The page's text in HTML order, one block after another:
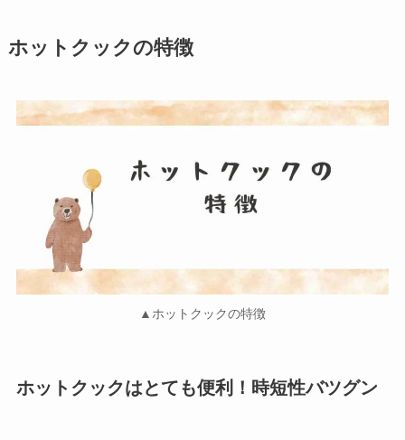
ホットクックの特徴
▲ホットクックの特徴
ホットクックはとても便利！時短性バツグン